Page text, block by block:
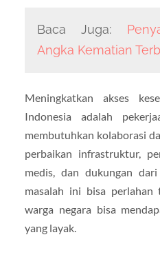
Baca Juga:
Angka Kematian
Meningkatkan akses
Indonesia adalah
membutuhkan kolaborasi
perbaikan infrastruktur,
medis, dan dukungan
masalah ini bisa perlahan
warga negara bisa
yang layak.